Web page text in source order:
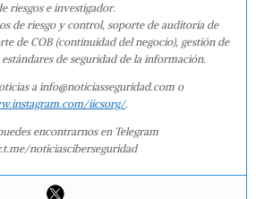
riesgos e investigador.
de riesgo y control, soporte de auditoría de
de COB (continuidad del negocio), gestión de
de seguridad de la información.
a info@noticiasseguridad.com o
iicsorg/.
encontrarnos en Telegram
noticiasciberseguridad